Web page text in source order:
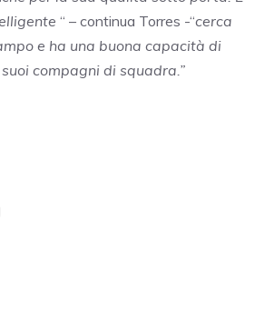
“ – continua Torres -“cerca
e ha una buona capacità di
compagni di squadra.”